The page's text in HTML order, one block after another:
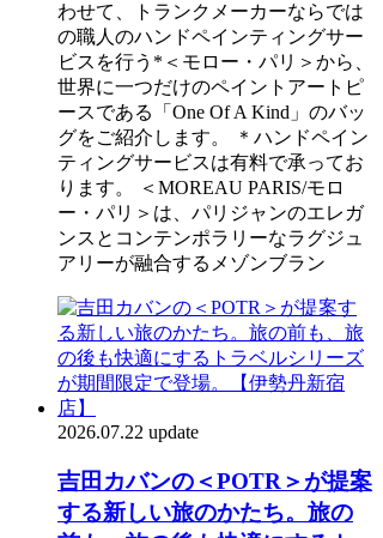
わせて、トランクメーカーならでは
の職人のハンドペインティングサー
ビスを行う*＜モロー・パリ＞から、
世界に一つだけのペイントアートピ
ースである「One Of A Kind」のバッ
グをご紹介します。 ＊ハンドペイン
ティングサービスは有料で承ってお
ります。 ＜MOREAU PARIS/モロ
ー・パリ＞は、パリジャンのエレガ
ンスとコンテンポラリーなラグジュ
アリーが融合するメゾンブラン
2026.07.22 update
吉田カバンの＜POTR＞が提案
する新しい旅のかたち。旅の